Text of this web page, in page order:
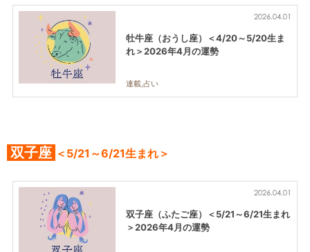
2026.04.01
牡牛座（おうし座）＜4/20～5/20生ま
れ＞2026年4月の運勢
連載,占い
双子座 ＜5/21～6/21生まれ＞
2026.04.01
双子座（ふたご座）＜5/21～6/21生まれ
＞2026年4月の運勢